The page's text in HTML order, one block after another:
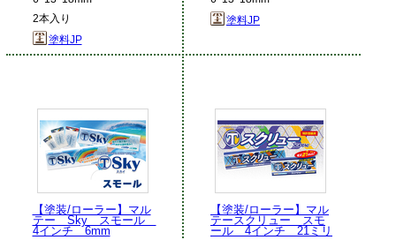
2本入り
塗料JP
塗料JP
【塗装/ローラー】マル
テー Sky スモール
4インチ 6mm
【塗装/ローラー】マル
テースクリュー スモ
ール 4インチ 21ミリ